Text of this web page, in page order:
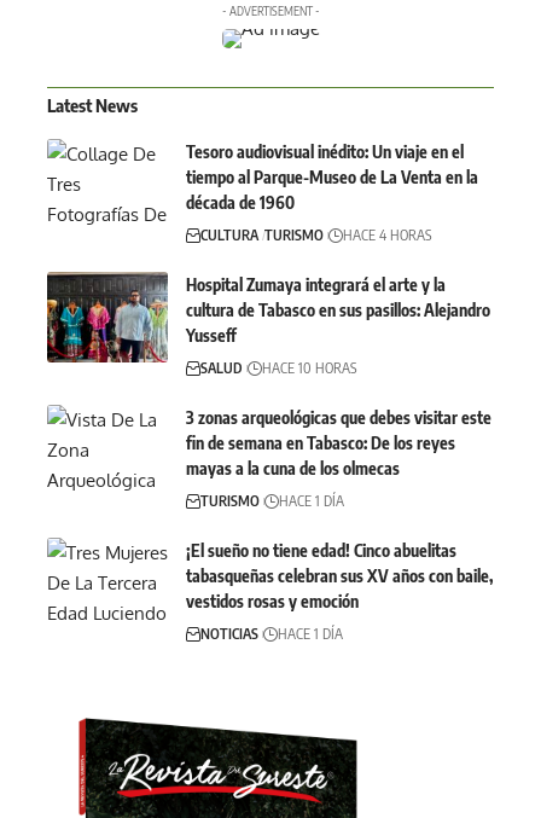
- ADVERTISEMENT -
Latest News
Tesoro audiovisual inédito: Un viaje en el
tiempo al Parque-Museo de La Venta en la
década de 1960
CULTURA TURISMO HACE 4 HORAS
Hospital Zumaya integrará el arte y la
cultura de Tabasco en sus pasillos: Alejandro
Yusseff
SALUD HACE 10 HORAS
3 zonas arqueológicas que debes visitar este
fin de semana en Tabasco: De los reyes
mayas a la cuna de los olmecas
TURISMO HACE 1 DÍA
¡El sueño no tiene edad! Cinco abuelitas
tabasqueñas celebran sus XV años con baile,
vestidos rosas y emoción
NOTICIAS HACE 1 DÍA